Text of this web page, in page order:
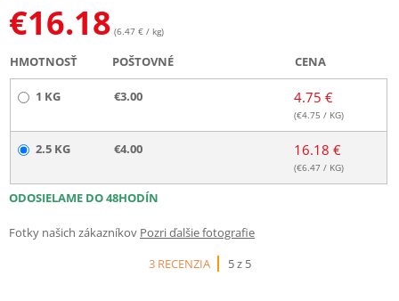
€16.18 (6.47 € / kg)
HMOTNOSŤ POŠTOVNÉ CENA
1 KG €3.00 4.75 €
(€4.75 / KG)
2.5 KG €4.00 16.18 €
(€6.47 / KG)
ODOSIELAME DO 48HODÍN
Fotky našich zákazníkov Pozri ďalšie fotografie
3 RECENZIA
5 z 5